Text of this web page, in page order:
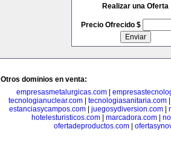
Realizar una Oferta
Precio Ofrecido $
Otros dominios en venta:
empresasmetalurgicas.com|
tecnologianuclear.com| tecnologiasanitaria.com
estanciasycampos.com| juegosydiversion.com|
hotelesturisticos.com
marcadora.com
ofertadeproductos.com